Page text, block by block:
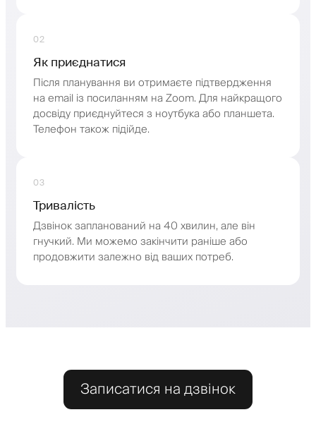
02
Як приєднатися
Після планування ви отримаєте підтвердження
на email із посиланням на Zoom. Для найкращого
досвіду приєднуйтеся з ноутбука або планшета.
Телефон також підійде.
03
Тривалість
Дзвінок запланований на 40 хвилин, але він
гнучкий. Ми можемо закінчити раніше або
продовжити залежно від ваших потреб.
Записатися на дзвінок